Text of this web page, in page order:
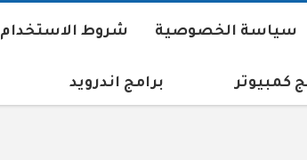
سياسة الخصوصية شروط الاستخدام
كمبيوتر برامج اندرويد